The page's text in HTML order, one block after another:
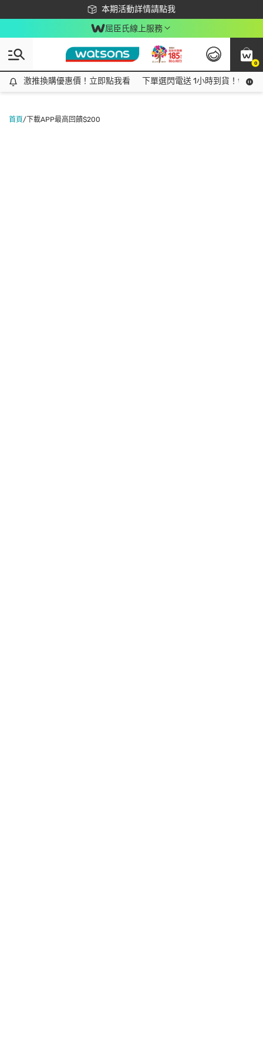
本期活動詳情請點我
下載app最高回饋$350
屈臣氏線上服務
0
激推換購優惠價！立即點我看
激推換購優惠價！立即點我看 下單選閃電送 1小時到貨！領神
首頁/ 下載APP最高回饋$200